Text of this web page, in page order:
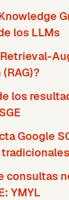
los LLMs
los
Google
consultas
YMYL